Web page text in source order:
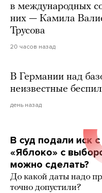
в международных
них — Камила
Трусова
20 часов назад
В Германии над
неизвестные
день назад
В суд подали иск
«Яблоко» с
можно сделать?
До какой даты надо
точно допустили?